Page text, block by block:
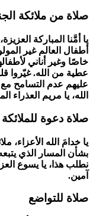
صلاة من ملائكة
يا أمَّنا المباركة
أطفال العالم غير
خاصًا وغير أناني
عطية من الله. غيّروا
عليهم عدم التسامح
الله، يا مريم العذراء
صلاة دعوة للملائكة
يا خدامَ الله الأعزاء،
بشأن المسار الذي
نطلب هذا، يا يسوع
آمين.
صلاة للتواضع